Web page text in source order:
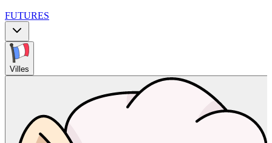
FUTURES
Villes